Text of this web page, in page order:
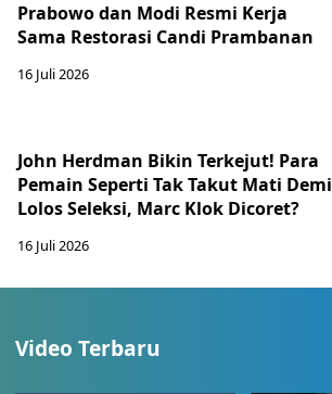
Prabowo dan Modi Resmi Kerja
Sama Restorasi Candi Prambanan
16 Juli 2026
John Herdman Bikin Terkejut! Para
Pemain Seperti Tak Takut Mati Demi
Lolos Seleksi, Marc Klok Dicoret?
16 Juli 2026
Video Terbaru